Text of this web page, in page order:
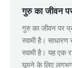
गुरु का जीवन
गुरु का जीवन पर
स्वामी है।
स्वामी है। यह एक
घूमने के लिए लगभग